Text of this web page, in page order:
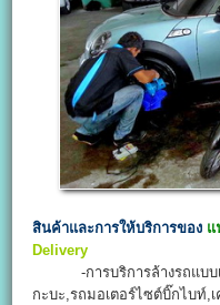
สินค้าและการให้บริการของ แ
Delivery
-การบริการล้างรถแบบเด
กะบะ,รถมอเตอร์ไซต์บิ๊กไบท์,